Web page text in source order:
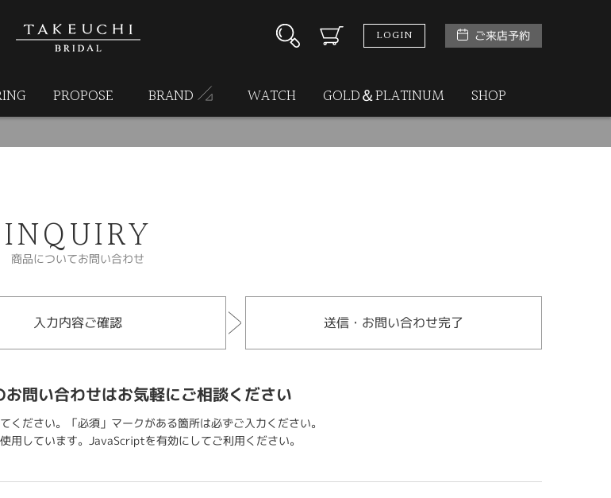
LOGIN ご来店予約
PROPOSE BRAND WATCH GOLD＆PLATINUM SHOP
INQUIRY
商品についてお問い合わせ
入力内容ご確認 送信・お問い合わせ完了
問い合わせはお気軽にご相談ください
ください。「必須」マークがある箇所は必ずご入力ください。
用しています。JavaScriptを有効にしてご利用ください。